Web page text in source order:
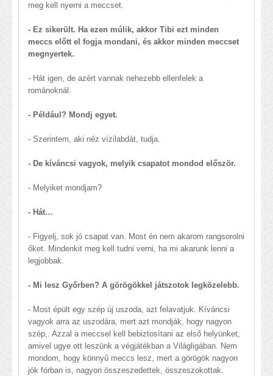
meg kell nyerni a meccset.
- Ez sikerült. Ha ezen múlik, akkor Tibi ezt minden
meccs előtt el fogja mondani, és akkor minden meccset
megnyertek.
- Hát igen, de azért vannak nehezebb ellenfelek a
románoknál.
- Például? Mondj egyet.
- Szerintem, aki néz vízilabdát, tudja.
- De kíváncsi vagyok, melyik csapatot mondod először.
- Melyiket mondjam?
- Hát…
- Figyelj, sok jó csapat van. Most én nem akarom rangsorolni
őket. Mindenkit meg kell tudni verni, ha mi akarunk lenni a
legjobbak.
- Mi lesz Győrben? A görögökkel játszotok legközelebb.
- Most épült egy szép új uszoda, azt felavatjuk. Kíváncsi
vagyok arra az uszodára, mert azt mondják, hogy nagyon
szép,. Azzal a meccsel kell bebiztosítani az első helyünket,
amivel ugye ott leszünk a végjátékban a Világligában. Nem
mondom, hogy könnyű meccs lesz, mert a görögök nagyon
jók fórban is, nagyon összeszedettek, összeszokottak.